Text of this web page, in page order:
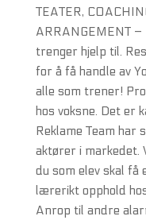
TEATER,
ARRANGEMENT
trenger hjelp til.
for å få handle av
alle som trener!
hos voksne. Det er
Reklame Team har
aktører i markedet.
du som elev skal få
lærerikt opphold
Anrop til andre